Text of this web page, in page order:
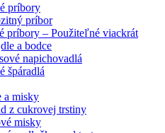
príbory
príbor
príbory – Použiteľné viackrát
a bodce
napichovadlá
špáradlá
a misky
z cukrovej trstiny
misky